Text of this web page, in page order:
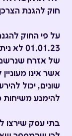
חוק להגנת
של אזרח
אשר אינו
שונים, יכול
להימנע משיחות
בתי עסק שירצו